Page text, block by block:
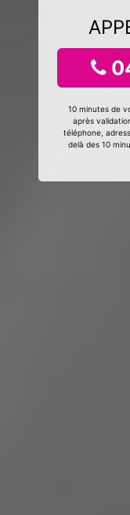
10 minutes de
après
téléphone,
delà des 10